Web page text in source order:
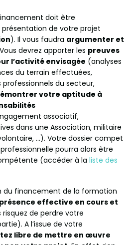
doit être
de votre projet
). Il vous faudra argumenter et
devrez apporter les preuves
l’activité envisagée (analyses
du terrain effectuées,
du secteur,
votre aptitude à
associatif,
dans une Association, militaire
…). Votre dossier compet
pourra alors être
(accéder à la liste des
du financement de la formation
présence effective en cours et
risquez de perdre votre
A l’issue de votre
libre de mettre en œuvre